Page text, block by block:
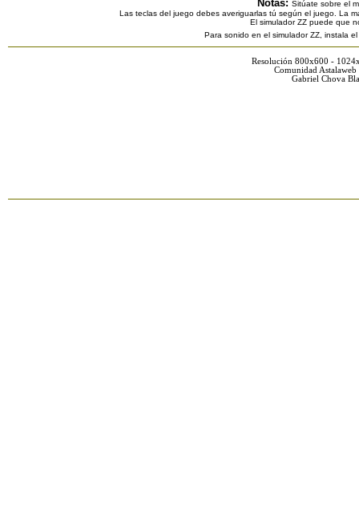
Notas: Sitúate sobre el
Las teclas del juego debes averiguarlas tú según el juego. La
El simulador ZZ puede que
Para sonido en el simulador ZZ, instala
Resolución 800x600 -
Comunidad
Gabriel Chova